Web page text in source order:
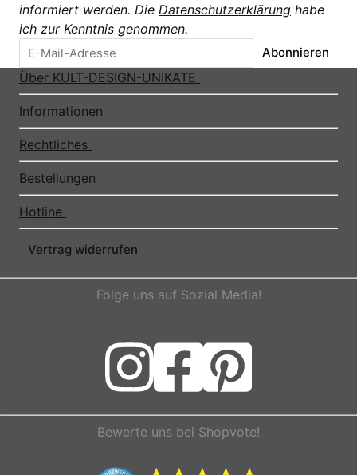
informiert werden. Die Datenschutzerklärung habe
ich zur Kenntnis genommen.
Abonnieren
Über KULT-DESIGN-UNIKATE
Informationen
Rechtliches
Bestellungen
Hotline
Vertrag widerrufen
Folge uns auf Sozial Media!
Bewerte uns bei Shopvote!